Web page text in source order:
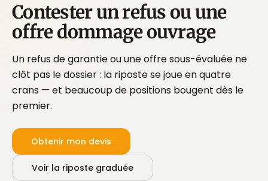
Contester un refus ou une
offre dommage ouvrage
Un refus de garantie ou une offre sous-évaluée ne
clôt pas le dossier : la riposte se joue en quatre
crans — et beaucoup de positions bougent dès le
premier.
Obtenir mon devis
Voir la riposte graduée